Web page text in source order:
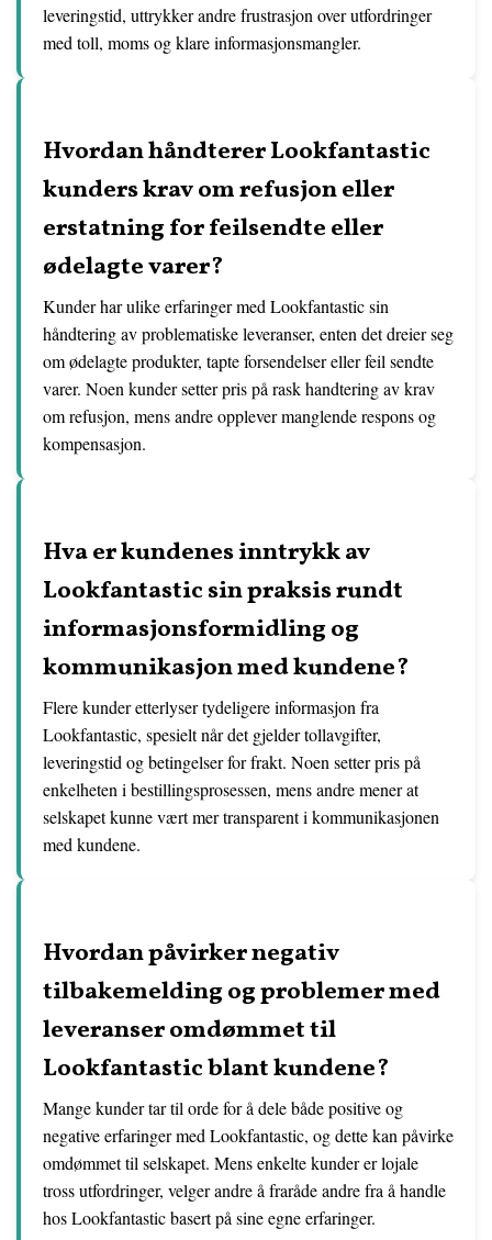
leveringstid, uttrykker andre frustrasjon over utfordringer
med toll, moms og klare informasjonsmangler.
Hvordan håndterer Lookfantastic
kunders krav om refusjon eller
erstatning for feilsendte eller
ødelagte varer?
Kunder har ulike erfaringer med Lookfantastic sin
håndtering av problematiske leveranser, enten det dreier seg
om ødelagte produkter, tapte forsendelser eller feil sendte
varer. Noen kunder setter pris på rask handtering av krav
om refusjon, mens andre opplever manglende respons og
kompensasjon.
Hva er kundenes inntrykk av
Lookfantastic sin praksis rundt
informasjonsformidling og
kommunikasjon med kundene?
Flere kunder etterlyser tydeligere informasjon fra
Lookfantastic, spesielt når det gjelder tollavgifter,
leveringstid og betingelser for frakt. Noen setter pris på
enkelheten i bestillingsprosessen, mens andre mener at
selskapet kunne vært mer transparent i kommunikasjonen
med kundene.
Hvordan påvirker negativ
tilbakemelding og problemer med
leveranser omdømmet til
Lookfantastic blant kundene?
Mange kunder tar til orde for å dele både positive og
negative erfaringer med Lookfantastic, og dette kan påvirke
omdømmet til selskapet. Mens enkelte kunder er lojale
tross utfordringer, velger andre å fraråde andre fra å handle
hos Lookfantastic basert på sine egne erfaringer.